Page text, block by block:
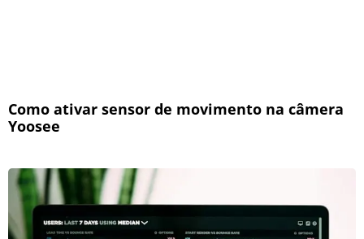
Como ativar sensor de movimento na câmera
Yoosee